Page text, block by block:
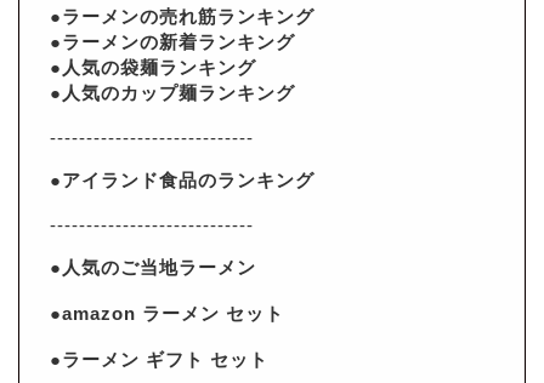
●ラーメンの売れ筋ランキング
●ラーメンの新着ランキング
●人気の袋麺ランキング
●人気のカップ麺ランキング
----------------------------
●アイランド食品のランキング
----------------------------
●人気のご当地ラーメン
●amazon ラーメン セット
●ラーメン ギフト セット